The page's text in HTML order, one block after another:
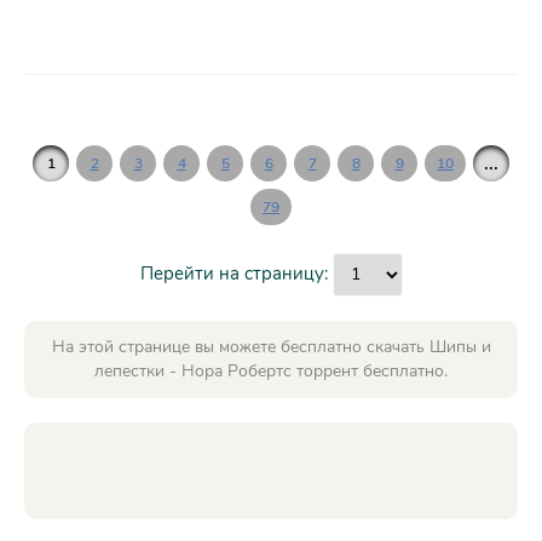
1 2 3 4 5 6 7 8 9 10 ...
79
Перейти на страницу:
На этой странице вы можете бесплатно скачать Шипы и
лепестки - Нора Робертс торрент бесплатно.